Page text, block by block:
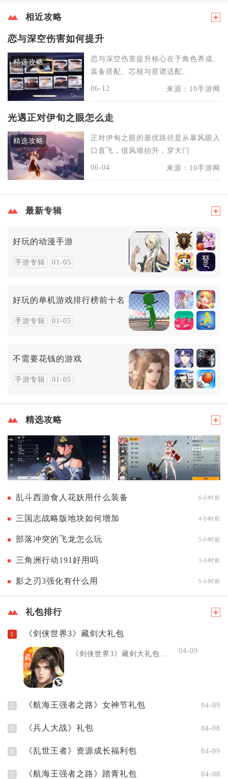
相近攻略
恋与深空伤害如何提升
精选攻略
恋与深空伤害提升核心在于角色养成、
装备搭配、芯核与星谱适配、
06-12 来源：10手游网
光遇正对伊旬之眼怎么走
精选攻略
正对伊甸之眼的最优路径是从暴风眼入
口直飞，借风墙抬升，穿大门
06-04 来源：10手游网
最新专辑
好玩的动漫手游
手游专辑 01-05
好玩的单机游戏排行榜前十名
手游专辑 01-05
不需要花钱的游戏
手游专辑 01-05
精选攻略
乱斗西游食人花妖用什么装备 6小时前
三国志战略版地块如何增加 4小时前
部落冲突的飞龙怎么玩 5小时前
三角洲行动191好用吗 3小时前
影之刃3强化有什么用 5小时前
礼包排行
1 《剑侠世界3》藏剑大礼包
《剑侠世界3》藏剑大礼包... 04-09
2 《航海王强者之路》女神节礼包 04-09
3 《兵人大战》礼包 04-08
4 《乱世王者》资源成长福利包 04-09
5 《航海王强者之路》踏青礼包 04-08